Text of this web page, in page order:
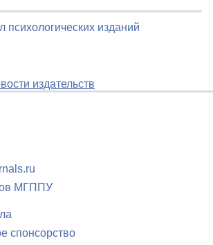
психологических изданий
издательств
МГППУ
спонсорство